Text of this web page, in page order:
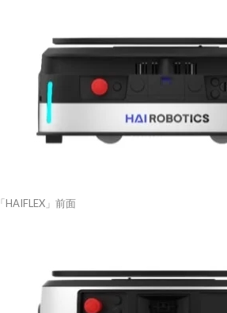
「HAIFLEX」前面